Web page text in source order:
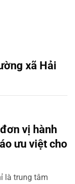
xã Hải
vị hành
ưu việt cho
là trung tâm